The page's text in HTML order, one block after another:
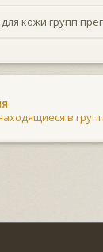
кожи групп
в